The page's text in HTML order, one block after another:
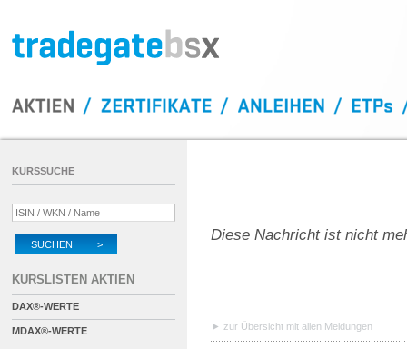
Diese Nachricht ist nicht
zur Übersicht mit allen Meldungen
KURSSUCHE
SUCHEN >
KURSLISTEN AKTIEN
DAX®-WERTE
MDAX®-WERTE